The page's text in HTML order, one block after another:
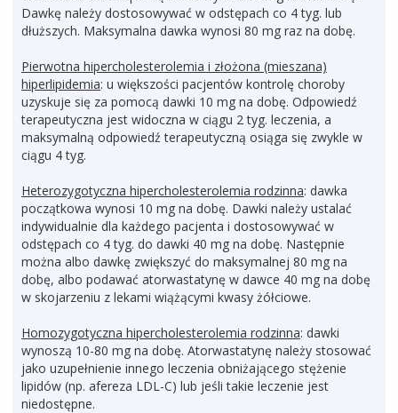
Dawkę należy dostosowywać w odstępach co 4 tyg. lub
dłuższych. Maksymalna dawka wynosi 80 mg raz na dobę.
Pierwotna hipercholesterolemia i złożona (mieszana)
hiperlipidemia: u większości pacjentów kontrolę choroby
uzyskuje się za pomocą dawki 10 mg na dobę. Odpowiedź
terapeutyczna jest widoczna w ciągu 2 tyg. leczenia, a
maksymalną odpowiedź terapeutyczną osiąga się zwykle w
ciągu 4 tyg.
Heterozygotyczna hipercholesterolemia rodzinna: dawka
początkowa wynosi 10 mg na dobę. Dawki należy ustalać
indywidualnie dla każdego pacjenta i dostosowywać w
odstępach co 4 tyg. do dawki 40 mg na dobę. Następnie
można albo dawkę zwiększyć do maksymalnej 80 mg na
dobę, albo podawać atorwastatynę w dawce 40 mg na dobę
w skojarzeniu z lekami wiążącymi kwasy żółciowe.
Homozygotyczna hipercholesterolemia rodzinna: dawki
wynoszą 10-80 mg na dobę. Atorwastatynę należy stosować
jako uzupełnienie innego leczenia obniżającego stężenie
lipidów (np. afereza LDL-C) lub jeśli takie leczenie jest
niedostępne.